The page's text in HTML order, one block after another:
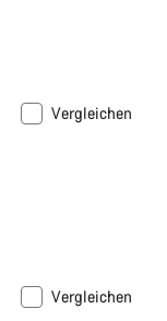
Vergleichen
Vergleichen